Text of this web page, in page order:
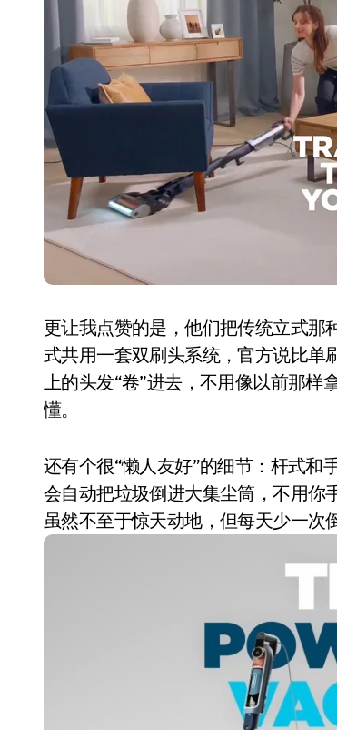
AirTag 新版到底香不香？
苹果三星偷偷在用的“无
Apple Watch 表盘还能这
追觅清洁电器全球累计
更让我点赞的是，他们把传统立式那
式共用一套双刷头系统，官方说比
上的头发“卷”进去，不用像以前那样
懂。
还有个很“懒人友好”的细节：杆式和
会自动把垃圾倒进大集尘筒，不用你
虽然不至于惊天动地，但每天少一次
电视